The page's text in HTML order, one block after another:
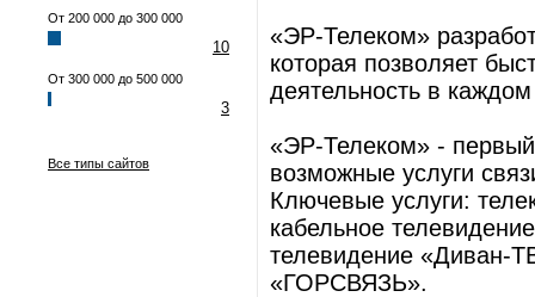
От 200 000 до 300 000
10
От 300 000 до 500 000
3
Все типы сайтов
«ЭР-Телеком»
которая позволяет
деятельность в
«ЭР-Телеком» -
возможные услуги
Ключевые услуги:
кабельное
телевидение «Диван-
«ГОРСВЯЗЬ».